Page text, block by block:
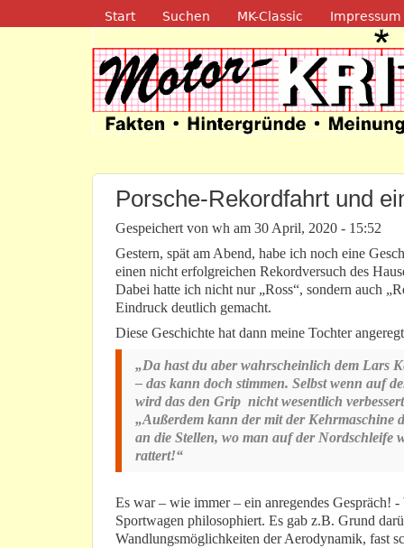
Navigation
Start Suchen MK-Classic Impressum
Motor-
Porsche-Rekordfahrt und
Gespeichert von wh am 30 April, 2020 - 15:52
Gestern, spät am Abend, habe ich noch eine
einen nicht erfolgreichen Rekordversuch des
Dabei hatte ich nicht nur „Ross“, sondern auch
Eindruck deutlich gemacht.
Diese Geschichte hat dann meine Tochter
„Da hast du aber wahrscheinlich dem Lars
– das kann doch stimmen. Selbst wenn auf
wird das den Grip nicht wesentlich
„Außerdem kann der mit der
an die Stellen, wo man auf der Nordschleife
rattert!“
Es war – wie immer – ein anregendes Gespräch!
Sportwagen philosophiert. Es gab z.B. Grund
Wandlungsmöglichkeiten der Aerodynamik, fast